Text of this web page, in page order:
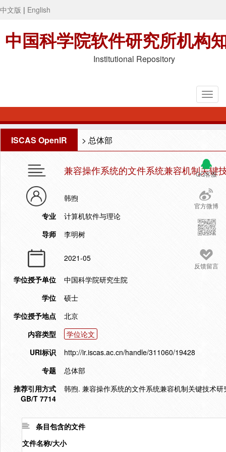
中文版 | English
中国科学院软件研究所机构
Institutional Repository
ISCAS OpenIR > 总体部
QQ客服
官方微博
反馈留言
兼容操作系统的文件系统兼容机制关键
韩煦
专业
计算机软件与理论
导师
李明树
2021-05
学位授予单位
中国科学院研究生院
学位
硕士
学位授予地点
北京
内容类型
学位论文
URI标识
http://ir.iscas.ac.cn/handle/311060/19428
专题
总体部
推荐引用方式
GB/T 7714
韩煦. 兼容操作系统的文件系统兼容机制关键技术
条目包含的文件
文件名称/大小